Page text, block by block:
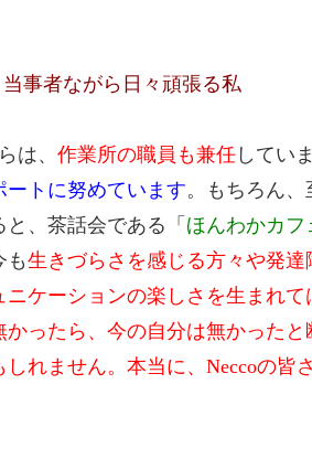
事者ながら日々頑張る私
は、 作業所の職員も兼任 してい
ートに努めています。もちろん、
と、茶話会である「 ほんわかカフ
も生きづらさを感じる方々や発
ニケーションの楽しさを生まれて
かったら、今の自分は無かった
しれません。本当に、Neccoの